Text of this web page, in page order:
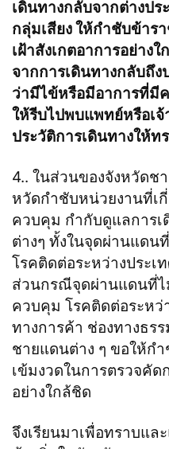
เดินทางกลับจากต่างปร
กลุ่มเสียง ให้กําชับข้าร
เฝ้าสังเกตอาการอย่าง
จากการเดินทางกลับถึ
ว่ามีไข้หรือมีอาการที่มี
ให้รีบไปพบแพทย์หรือเ
ประวัติการเดินทางให้ท
4.. ในส่วนของจังหวัดช
หวัดกําชับหน่วยงานที่เ
ควบคุม กํากับดูแลการ
ต่างๆ ทั้งในจุดผ่านแด
โรคติดต่อระหว่างประเ
ส่วนกรณีจุดผ่านแดนที่
ควบคุม โรคติดต่อระหว่
ทางการค้า ช่องทางธร
ชายแดนต่าง ๆ ขอให้กํ
เข้มงวดในการตรวจคัด
อย่างใกล้ชิด
จึงเรียนมาเพื่อทราบแล